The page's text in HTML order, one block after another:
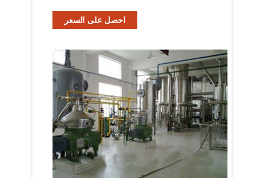
احصل على السعر